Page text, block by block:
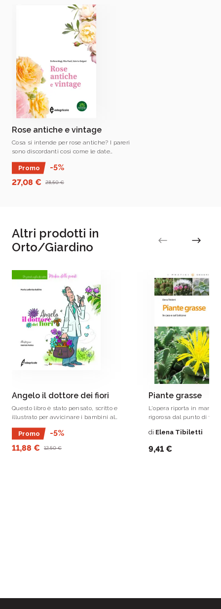
Rose antiche e vintage
Cosa si intende per rose antiche? I pareri
sono discordanti così come le date
proposte.
Promo
-5%
27,08 €
28,50 €
Altri prodotti in
Orto/Giardino
Angelo il dottore dei fiori
Questo libro è stato pensato, scritto e
illustrato per avvicinare i bambini al
mondo della fitopatologia, la scienza che
si occupa della salute delle piante,
attraverso la biografia di uno scienziato,
un vero dottore dei fiori.
Promo
-5%
11,88 €
12,50 €
Piante grasse
L'opera riporta in
rigorosa dal punto di
per mantenere al
di Elena Tibiletti
9,41 €